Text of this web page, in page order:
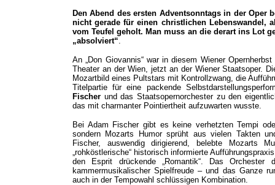
Den Abend des ersten Adventsonntags in der
nicht gerade für einen christlichen Lebenswandel,
vom Teufel geholt. Man muss an die derart ins Lot
„absolviert“.
An „Don Giovannis“ war in diesem Wiener
Theater an der Wien, jetzt an der Wiener Staatsoper.
Mozartbild eines Pultstars mit Kontrollzwang, die
Titelpartie für eine packende
Fischer und das Staatsopernorchester zu den
das mit charmanter Pointiertheit aufzuwarten wusste.
Bei Adam Fischer gibt es keine verhetzten Tempi
sondern Mozarts Humor sprüht aus vielen Takten
Fischer, auswendig dirigierend, belebte Mozarts
„rohköstlerische“ historisch informierte
den Esprit drückende „Romantik“. Das Orchester
kammermusikalischer Spielfreude – und das Ganze
auch in der Tempowahl schlüssigen Kombination.